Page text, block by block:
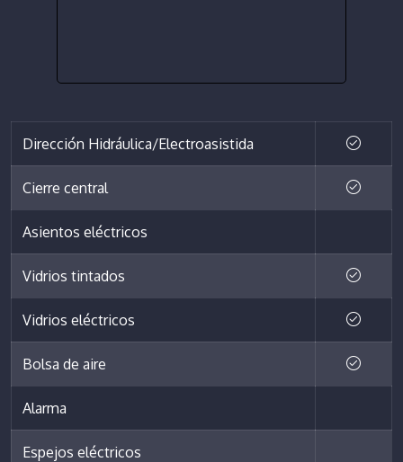
Dirección Hidráulica/Electroasistida
Cierre central
Asientos eléctricos
Vidrios tintados
Vidrios eléctricos
Bolsa de aire
Alarma
Espejos eléctricos